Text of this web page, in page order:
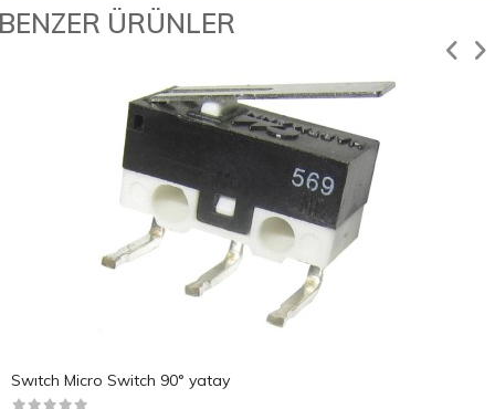
ÜRÜNLER
Swıtch Micro Switch 90° yatay